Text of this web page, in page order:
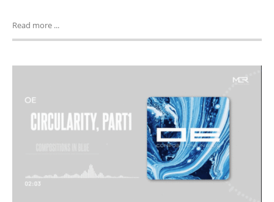
Read more ...